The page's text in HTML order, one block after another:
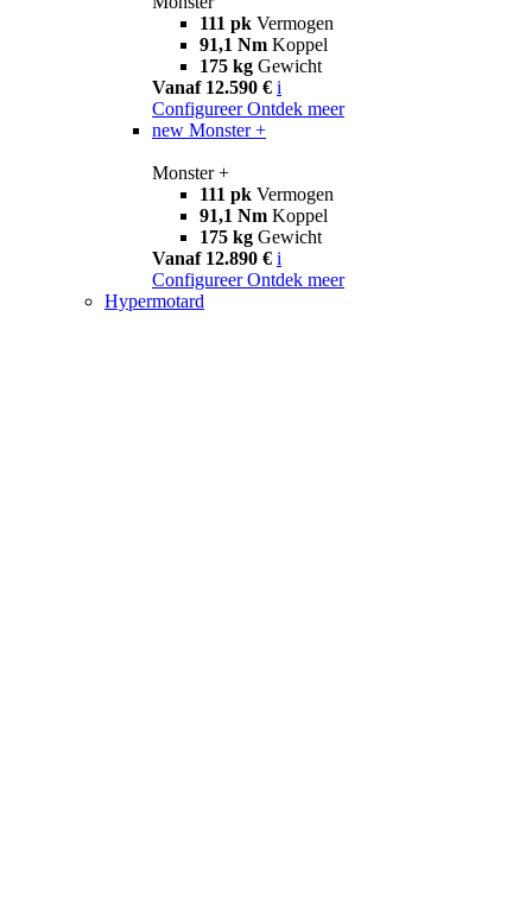
111 pk Vermogen
91,1 Nm Koppel
175 kg Gewicht
Vanaf 12.590 € i
Configureer Ontdek meer
new Monster +
Monster +
111 pk Vermogen
91,1 Nm Koppel
175 kg Gewicht
Vanaf 12.890 € i
Configureer Ontdek meer
Hypermotard